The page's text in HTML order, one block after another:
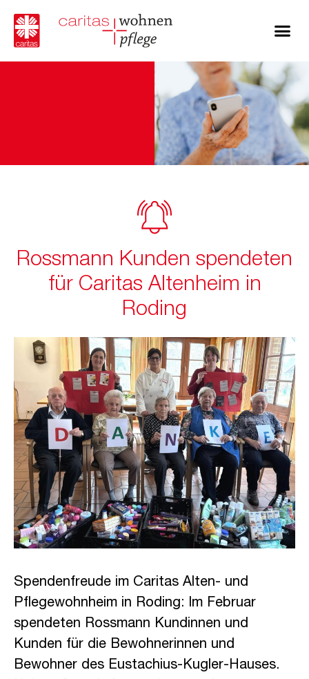
Rossmann Kunden spendeten
für Caritas Altenheim in
Roding
Spendenfreude im Caritas Alten- und
Pflegewohnheim in Roding: Im Februar
spendeten Rossmann Kundinnen und
Kunden für die Bewohnerinnen und
Bewohner des Eustachius-Kugler-Hauses.